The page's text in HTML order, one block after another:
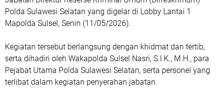
Polda Sulawesi Selatan yang digelar di Lobby Lantai 1
Mapolda Sulsel, Senin (11/05/2026).
Kegiatan tersebut berlangsung dengan khidmat dan tertib,
serta dihadiri oleh Wakapolda Sulsel Nasri, S.I.K., M.H., para
Pejabat Utama Polda Sulawesi Selatan, serta personel yang
terlibat dalam kegiatan penyerahan jabatan.